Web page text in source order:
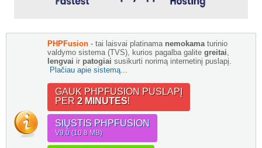
PHPFusion - tai laisvai platinama nemokama turinio
valdymo sistema (TVS), kurios pagalba galite greitai
lengvai ir patogiai susikurti norimą internetinį puslapį.
Plačiau apie sistemą...
GAUK PHPFUSION PUSLAPĮ
PER 2 MINUTES!
SIŲSTIS PHPFUSION
V9.0 (10.8 MB)